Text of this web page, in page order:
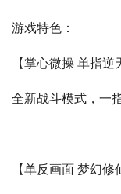
游戏特色：
【掌心微操 单指逆
全新战斗模式，一
【单反画面 梦幻修